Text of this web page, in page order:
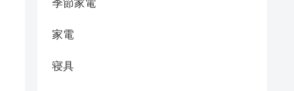
季節家電
家電
寝具